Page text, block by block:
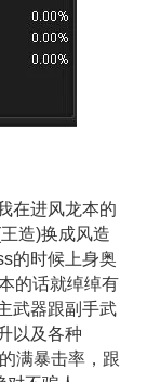
在进风龙本的
造)换成风造
的时候上身奥
的话就绰绰有
武器跟副手武
以及各种
满暴击率，跟